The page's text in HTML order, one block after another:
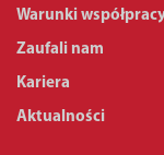
Warunki
Zaufali nam
Kariera
Aktualności